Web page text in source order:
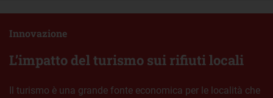
L’impatto del turismo sui rifiuti locali
Innovazione
Il turismo è una grande fonte economica per le località che